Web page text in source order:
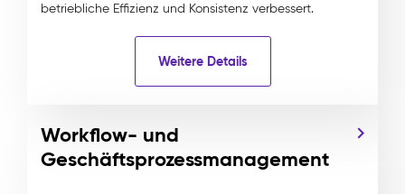
betriebliche Effizienz und Konsistenz verbessert.
Weitere Details
Workflow- und
Geschäftsprozessmanagement